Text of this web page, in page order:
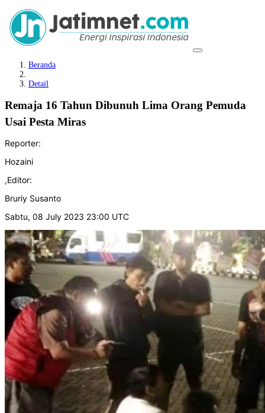
Beranda
Detail
Remaja 16 Tahun Dibunuh Lima Orang Pemuda
Usai Pesta Miras
Reporter:
Hozaini
,Editor:
Bruriy Susanto
Sabtu, 08 July 2023 23:00 UTC